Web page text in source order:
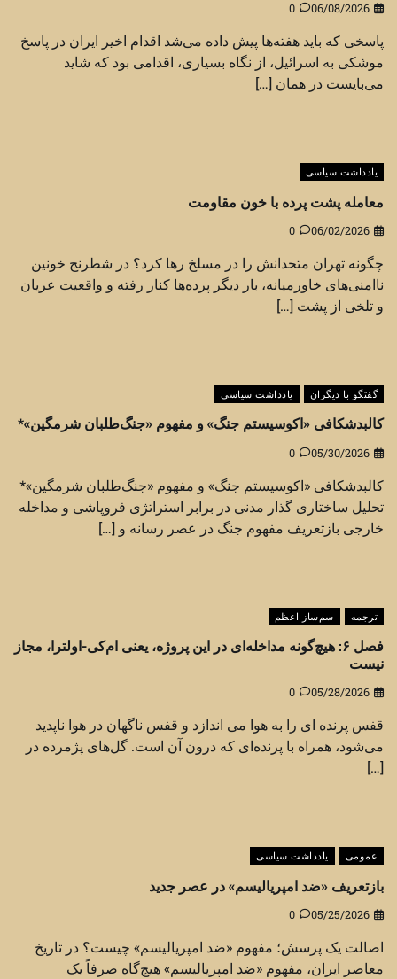
06/08/2026
0
پاسخی که باید هفته‌ها پیش داده می‌شد اقدام اخیر ایران در پاسخ
موشکی به اسرائیل، از نگاه بسیاری، اقدامی بود که شاید
می‌بایست در همان […]
یادداشت سیاسی
معامله پشت پرده با خون مقاومت
06/02/2026
0
چگونه تهران متحدانش را در مسلخ رها کرد؟ در شطرنج خونین
ناامنی‌های خاورمیانه، بار دیگر پرده‌ها کنار رفته و واقعیت عریان
و تلخی از پشت […]
گفتگو با دیگران یادداشت سیاسی
کالبدشکافی «اکوسیستم جنگ» و مفهوم «جنگ‌طلبان شرمگین»*
05/30/2026
0
کالبدشکافی «اکوسیستم جنگ» و مفهوم «جنگ‌طلبان شرمگین»*
تحلیل ساختاری گذار مدنی در برابر استراتژی فروپاشی و مداخله
خارجی بازتعریف مفهوم جنگ در عصر رسانه و […]
ترجمه سم‌ساز اعظم
فصل ۶: هیچ‌گونه مداخله‌ای در این پروژه، یعنی ام‌کی-اولترا، مجاز
نیست
05/28/2026
0
قفس پرنده ای را به هوا می اندازد و قفس ناگهان در هوا ناپدید
می‌شود، همراه با پرنده‌ای که درون آن است. گل‌های پژمرده در
[…]
عمومی یادداشت سیاسی
بازتعریف «ضد امپریالیسم» در عصر جدید
05/25/2026
0
اصالت یک پرسش؛ مفهوم «ضد امپریالیسم» چیست؟ در تاریخ
معاصر ایران، مفهوم «ضد امپریالیسم» هیچ‌گاه صرفاً یک